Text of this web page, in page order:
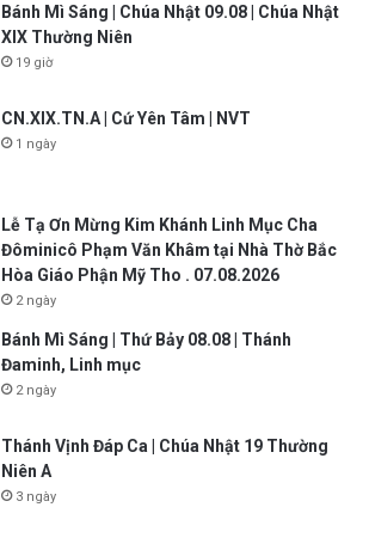
Bánh Mì Sáng | Chúa Nhật 09.08 | Chúa Nhật
XIX Thường Niên
19 giờ
CN.XIX.TN.A | Cứ Yên Tâm | NVT
1 ngày
Lễ Tạ Ơn Mừng Kim Khánh Linh Mục Cha
Đôminicô Phạm Văn Khâm tại Nhà Thờ Bắc
Hòa Giáo Phận Mỹ Tho . 07.08.2026
2 ngày
Bánh Mì Sáng | Thứ Bảy 08.08 | Thánh
Đaminh, Linh mục
2 ngày
Thánh Vịnh Đáp Ca | Chúa Nhật 19 Thường
Niên A
3 ngày